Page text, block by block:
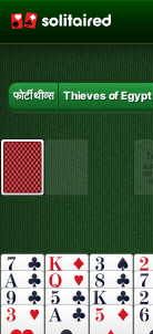
फोर्टी थीव्स Thieves of Egypt